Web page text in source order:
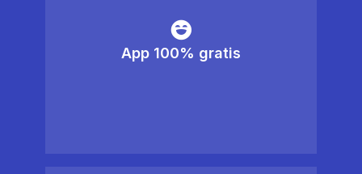
App 100% gratis